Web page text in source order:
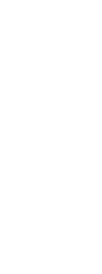
51% – ennyien